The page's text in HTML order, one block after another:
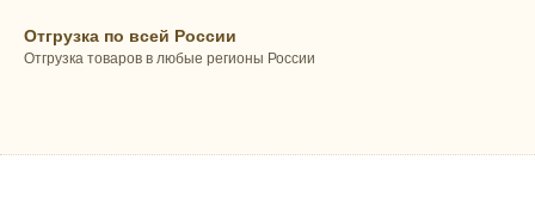
Отгрузка по всей России
Отгрузка товаров в любые регионы России